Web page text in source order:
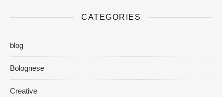
CATEGORIES
blog
Bolognese
Creative